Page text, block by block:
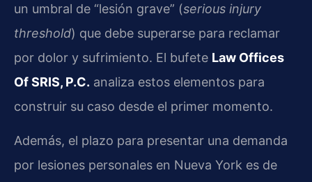
un umbral de “lesión grave” (serious injury
threshold) que debe superarse para reclamar
por dolor y sufrimiento. El bufete Law Offices
Of SRIS, P.C. analiza estos elementos para
construir su caso desde el primer momento.
Además, el plazo para presentar una demanda
por lesiones personales en Nueva York es de